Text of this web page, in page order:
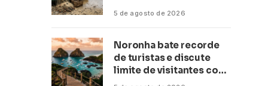
conservação
5 de agosto de 2026
Noronha bate recorde
de turistas e discute
limite de visitantes com
a Anac